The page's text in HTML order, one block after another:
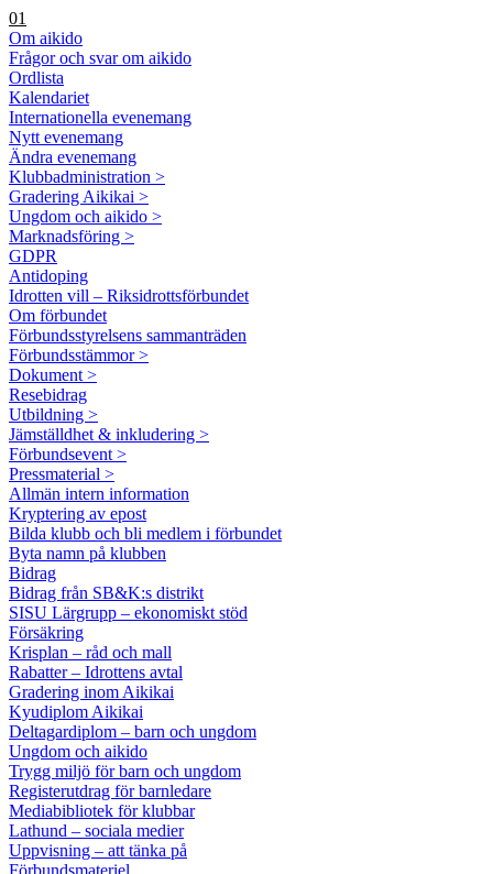
01
Om aikido
Frågor och svar om aikido
Ordlista
Kalendariet
Internationella evenemang
Nytt evenemang
Ändra evenemang
Klubbadministration >
Gradering Aikikai >
Ungdom och aikido >
Marknadsföring >
GDPR
Antidoping
Idrotten vill – Riksidrottsförbundet
Om förbundet
Förbundsstyrelsens sammanträden
Förbundsstämmor >
Dokument >
Resebidrag
Utbildning >
Jämställdhet & inkludering >
Förbundsevent >
Pressmaterial >
Allmän intern information
Kryptering av epost
Bilda klubb och bli medlem i förbundet
Byta namn på klubben
Bidrag
Bidrag från SB&K:s distrikt
SISU Lärgrupp – ekonomiskt stöd
Försäkring
Krisplan – råd och mall
Rabatter – Idrottens avtal
Gradering inom Aikikai
Kyudiplom Aikikai
Deltagardiplom – barn och ungdom
Ungdom och aikido
Trygg miljö för barn och ungdom
Registerutdrag för barnledare
Mediabibliotek för klubbar
Lathund – sociala medier
Uppvisning – att tänka på
Förbundsmateriel